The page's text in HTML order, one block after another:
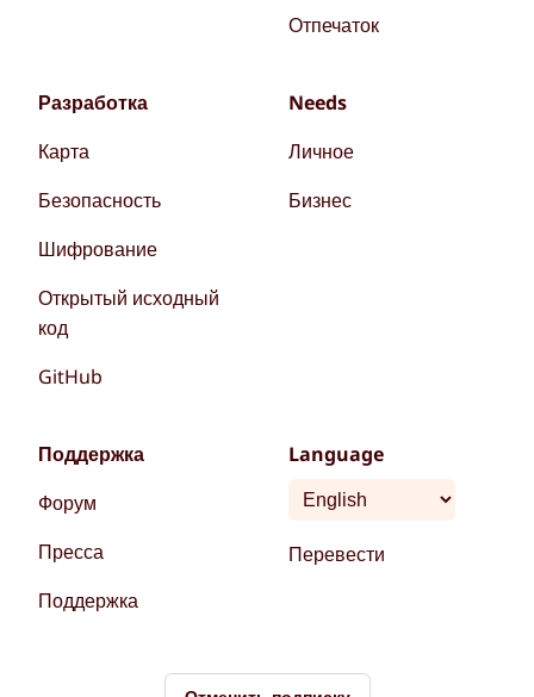
Отпечаток
Разработка
Карта
Безопасность
Шифрование
Открытый исходный
код
GitHub
Needs
Личное
Бизнес
Поддержка
Форум
Пресса
Поддержка
Language
Перевести